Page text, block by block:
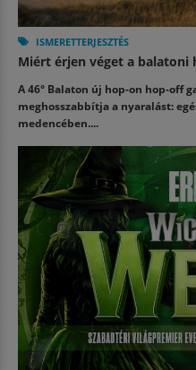
ISMERETTERJESZTÉS
Miért érjen véget a balatoni
A 46° Balaton új hop-on hop-off
meghosszabbítja a nyaralást:
medencében....